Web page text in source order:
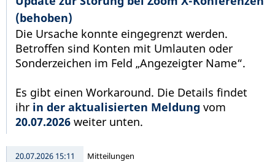
(behoben)
Die Ursache konnte eingegrenzt werden.
Betroffen sind Konten mit Umlauten oder
Sonderzeichen im Feld „Angezeigter Name“.
Es gibt einen Workaround. Die Details findet
ihr in der aktualisierten Meldung vom
20.07.2026 weiter unten.
20.07.2026 15:11 Mitteilungen